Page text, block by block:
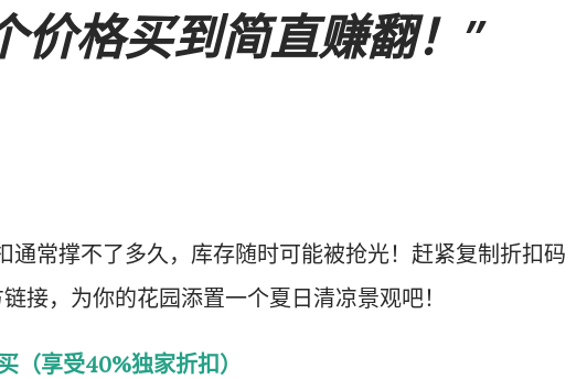
价格买到简直赚翻！”
通常撑不了多久，库存随时可能被抢光！赶紧复制折扣码
接，为你的花园添置一个夏日清凉景观吧！
（享受40%独家折扣）